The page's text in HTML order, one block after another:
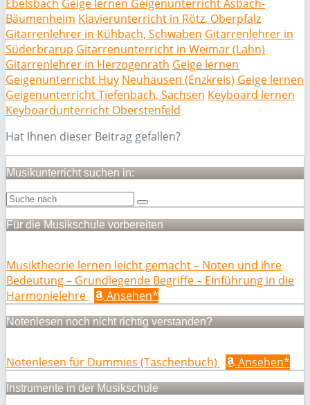
Ebelsbach Geige lernen Geigenunterricht Asbach-
Bäumenheim Klavierunterricht in Rötz, Oberpfalz
Gitarrenlehrer in Kühbach, Schwaben Gitarrenlehrer in
Süderbrarup Gitarrenunterricht in Weimar (Lahn)
Gitarrenlehrer in Herzogenrath Geige lernen
Geigenunterricht Huy Neuhausen (Enzkreis) Geige lernen
Geigenunterricht Tiefenbach, Sachsen Keyboard lernen
Keyboardunterricht Oberstenfeld
Hat Ihnen dieser Beitrag gefallen?
Musikunterricht suchen in:
Für die Musikschule vorbereiten
Musiktheorie lernen leicht gemacht – Noten und ihre
Bedeutung – Grundlegende Begriffe – Einführung in die
Harmonielehre
Ansehen*
Notenlesen noch nicht richtig verstanden?
Notenlesen für Dummies (Taschenbuch) Ansehen*
Instrumente in der Musikschule